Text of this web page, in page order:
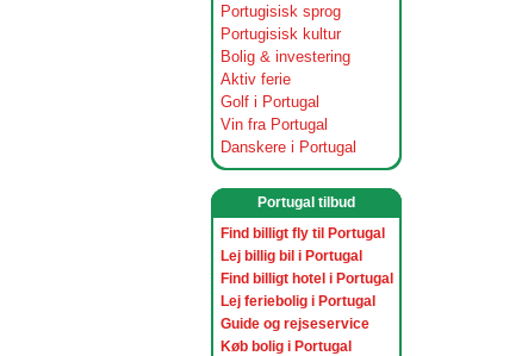
Portugisisk sprog
Portugisisk kultur
Bolig & investering
Aktiv ferie
Golf i Portugal
Vin fra Portugal
Danskere i Portugal
Portugal tilbud
Find billigt fly til Portugal
Lej billig bil i Portugal
Find billigt hotel i Portugal
Lej feriebolig i Portugal
Guide og rejseservice
Køb bolig i Portugal